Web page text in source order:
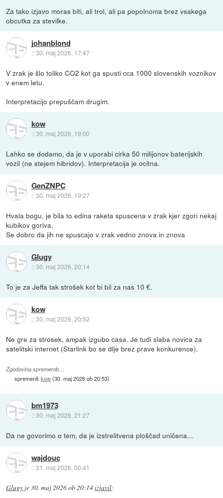
Za tako izjavo moras biti, ali trol, ali pa popolnoma brez vsakega
obcutka za stevilke.
johanblond
::30. maj 2026, 17:47
V zrak je šlo toliko CO2 kot ga spusti cca 1000 slovenskih voznikov
v enem letu.
Interpretacijo prepuščam drugim.
kow
::30. maj 2026, 19:00
Lahko se dodamo, da je v uporabi cirka 50 milijonov baterijskih
vozil (ne stejem hibridov). Interpretacija je ocitna.
GenZNPC
::30. maj 2026, 19:27
Hvala bogu, je bila to edina raketa spuscena v zrak kjer zgori nekaj
kubikov goriva.
Se dobro da jih ne spuscajo v zrak vedno znova in znova
Glugy
::30. maj 2026, 20:14
To je za Jeffa tak strošek kot bi bil za nas 10 €.
kow
::30. maj 2026, 20:52
Ne gre za strosek, ampak izgubo casa. Je tudi slaba novica za
satelitski internet (Starlink bo se dlje brez prave konkurence).
Zgodovina sprememb…
spremenil:kow(30. maj 2026 ob 20:53)
bm1973
::30. maj 2026, 21:27
Da ne govorimo o tem, da je izstrelitvena ploščad uničena...
wajdouc
::31. maj 2026, 00:41
Glugy je30. maj 2026 ob 20:14izjavil: